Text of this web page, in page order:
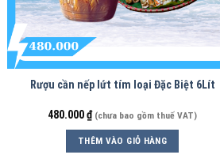
Rượu cần nếp lứt tím loại Đặc Biệt 6Lít
480.000₫ (chưa bao gồm thuế VAT)
THÊM VÀO GIỎ HÀNG